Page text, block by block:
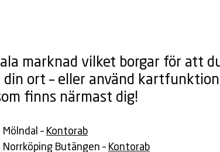
marknad vilket borgar för att
ort – eller använd
finns närmast dig!
Mölndal – Kontorab
Norrköping Butängen – Kontorab